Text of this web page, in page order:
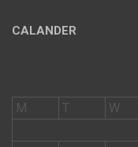
CALANDER
M
T W